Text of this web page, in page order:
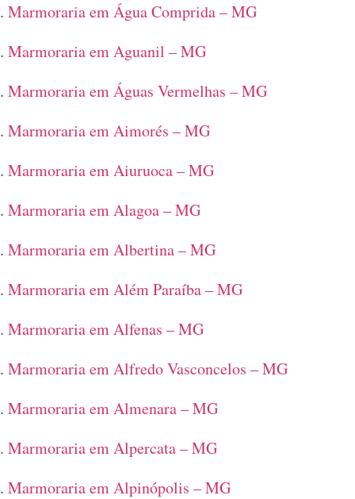
Marmoraria em Água Comprida – MG
Marmoraria em Aguanil – MG
Marmoraria em Águas Vermelhas – MG
Marmoraria em Aimorés – MG
Marmoraria em Aiuruoca – MG
Marmoraria em Alagoa – MG
Marmoraria em Albertina – MG
Marmoraria em Além Paraíba – MG
Marmoraria em Alfenas – MG
Marmoraria em Alfredo Vasconcelos – MG
Marmoraria em Almenara – MG
Marmoraria em Alpercata – MG
Marmoraria em Alpinópolis – MG